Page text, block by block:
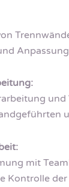
mit
Kontrolle